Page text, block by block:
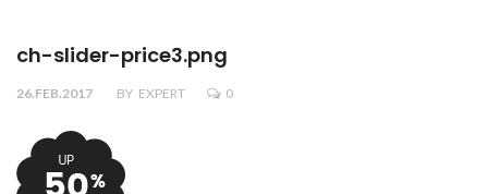
ch-slider-price3.png
26.FEB.2017 BY EXPERT 0